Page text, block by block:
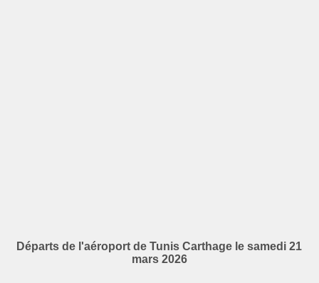
Départs de l'aéroport de Tunis Carthage le samedi 21
mars 2026